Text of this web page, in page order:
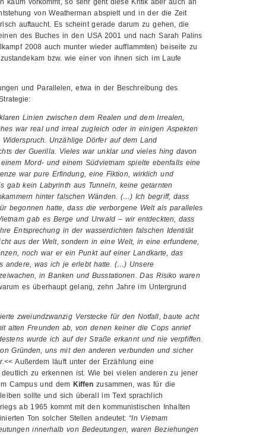
kaum vorkommt, so sehr geht diese Kritik aber auch an
von Weatherman abspielt und in der die Zeit
auftaucht. Es scheint gerade darum zu gehen, die
des Buches in den USA 2001 und nach Sarah Palins
2008 auch munter wieder aufflammten) beiseite zu
bzw. wie einer von ihnen sich im Laufe
und Parallelen, etwa in der Beschreibung des
Linien zwischen dem Realen und dem Irrealen,
war real und irreal zugleich oder in einigen Aspekten
Unzählige Dörfer auf dem Land
der Guerilla. Vieles war unklar und vieles hing davon
Mord- und einem Südvietnam spielte ebenfalls eine
war pure Erfindung, eine Fiktion, wirklich und
gab kein Labyrinth aus Tunneln, keine getarnten
hinter falschen Wänden. (…) Ich begriff, dass
begonnen hatte, dass die verborgene Welt als paralleles
gab es Berge und Urwald – wir entdeckten, dass
Entsprechung in der wasserdichten falschen Identität
aus der Welt, sondern in eine Welt, in eine erfundene,
noch war er ein Punkt auf einer Landkarte, das
andere, was ich je erlebt hatte. (…) Unsere
in Banken und Busstationen. Das Risiko waren
es überhaupt gelang, zehn Jahre im Untergrund
zweiundzwanzig Verstecke für den Notfall, baute acht
alten Freunden ab, von denen keiner die Cops anrief
wurde ich auf der Straße erkannt und nie verpfiffen.
Gründen, uns mit den anderen verbunden und sicher
<< Außerdem läuft unter der Erzählung eine
zu erkennen ist. Wie bei vielen anderen zu jener
Campus und dem Kiffen zusammen, was für die
sollte und sich überall im Text sprachlich
ab 1965 kommt mit den kommunistischen Inhalten
Ton solcher Stellen andeutet: “In Vietnam
innerhalb von Bedeutungen, waren Beziehungen